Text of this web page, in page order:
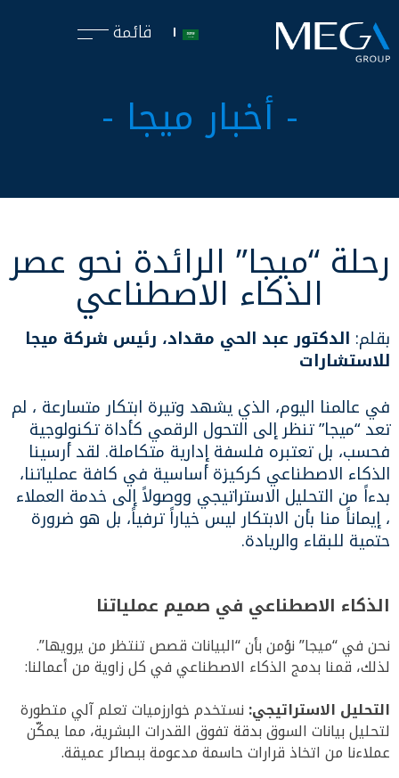
قائمة
- أخبار ميجا -
رحلة “ميجا” الرائدة نحو عصر
الذكاء الاصطناعي
بقلم: الدكتور عبد الحي مقداد، رئيس شركة ميجا
للاستشارات
في عالمنا اليوم، الذي يشهد وتيرة ابتكار متسارعة ، لم
تعد “ميجا” تنظر إلى التحول الرقمي كأداة تكنولوجية
فحسب، بل تعتبره فلسفة إدارية متكاملة. لقد أرسينا
الذكاء الاصطناعي كركيزة أساسية في كافة عملياتنا،
بدءاً من التحليل الاستراتيجي ووصولاً إلى خدمة العملاء
، إيماناً منا بأن الابتكار ليس خياراً ترفياً، بل هو ضرورة
حتمية للبقاء والريادة.
الذكاء الاصطناعي في صميم عملياتنا
نحن في “ميجا” نؤمن بأن “البيانات قصص تنتظر من يرويها”.
لذلك، قمنا بدمج الذكاء الاصطناعي في كل زاوية من أعمالنا:
التحليل الاستراتيجي: نستخدم خوارزميات تعلم آلي متطورة
لتحليل بيانات السوق بدقة تفوق القدرات البشرية، مما يمكّن
عملاءنا من اتخاذ قرارات حاسمة مدعومة ببصائر عميقة.